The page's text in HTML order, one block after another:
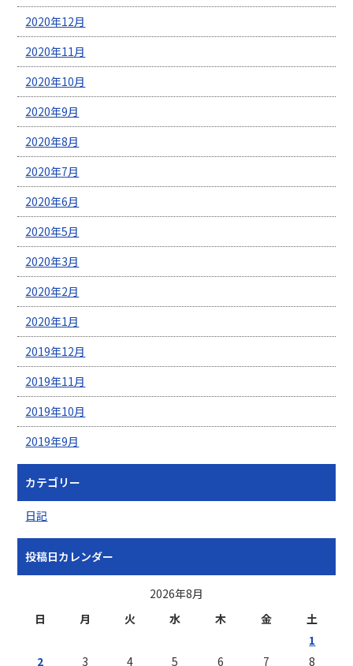
2020年12月
2020年11月
2020年10月
2020年9月
2020年8月
2020年7月
2020年6月
2020年5月
2020年3月
2020年2月
2020年1月
2019年12月
2019年11月
2019年10月
2019年9月
カテゴリー
日記
投稿日カレンダー
2026年8月
日
月 火 水 木 金
土
1
2
3 4 5 6 7 8